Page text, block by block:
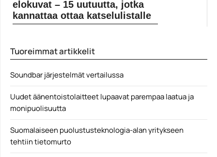
elokuvat – 15 uutuutta, jotka
kannattaa ottaa katselulistalle
Elokuva-artikkelit
Tuoreimmat artikkelit
Soundbar järjestelmät vertailussa
Uudet äänentoistolaitteet lupaavat parempaa laatua ja
monipuolisuutta
Suomalaiseen puolustusteknologia-alan yritykseen
tehtiin tietomurto